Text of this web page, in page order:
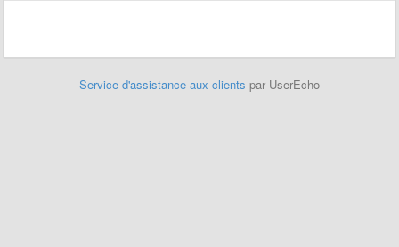
Service d'assistance aux clients par UserEcho